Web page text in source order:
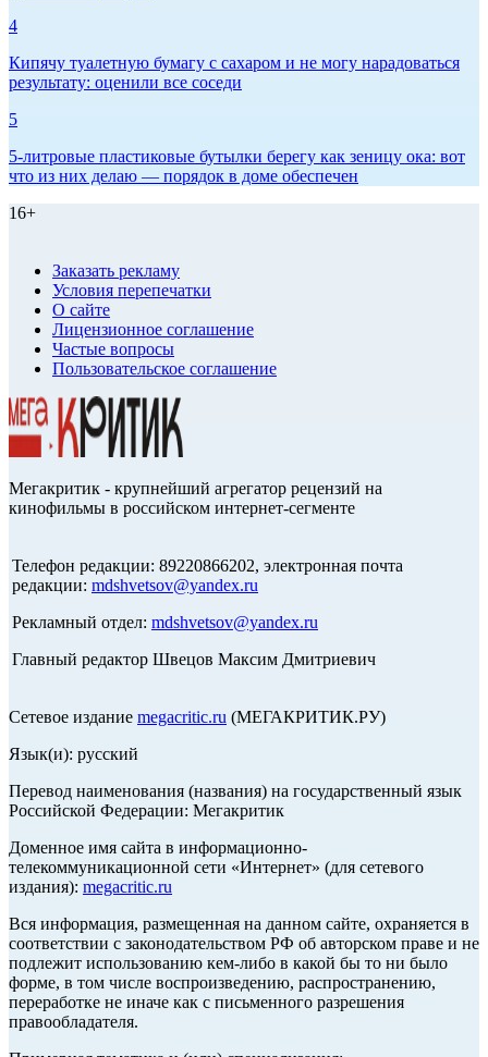
4
Кипячу туалетную бумагу с сахаром и не могу нарадоваться
результату: оценили все соседи
5
5-литровые пластиковые бутылки берегу как зеницу ока: вот
что из них делаю — порядок в доме обеспечен
16+
Заказать рекламу
Условия перепечатки
О сайте
Лицензионное соглашение
Частые вопросы
Пользовательское соглашение
Мегакритик - крупнейший агрегатор рецензий на
кинофильмы в российском интернет-сегменте
Телефон редакции: 89220866202, электронная почта
редакции: mdshvetsov@yandex.ru
Рекламный отдел: mdshvetsov@yandex.ru
Главный редактор Швецов Максим Дмитриевич
Сетевое издание megacritic.ru (МЕГАКРИТИК.РУ)
Язык(и): русский
Перевод наименования (названия) на государственный язык
Российской Федерации: Мегакритик
Доменное имя сайта в информационно-
телекоммуникационной сети «Интернет» (для сетевого
издания): megacritic.ru
Вся информация, размещенная на данном сайте, охраняется в
соответствии с законодательством РФ об авторском праве и не
подлежит использованию кем-либо в какой бы то ни было
форме, в том числе воспроизведению, распространению,
переработке не иначе как с письменного разрешения
правообладателя.